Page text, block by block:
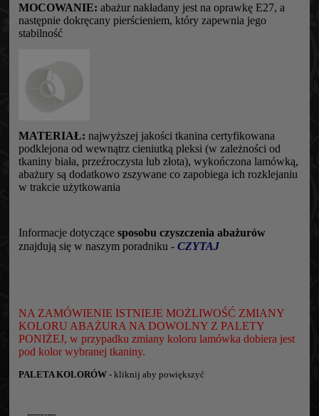
MOCOWANIE: abażur nakładany jest na oprawkę E27, a
następnie dokręcany pierścieniem, który zapewnia jego
stabilność
MATERIAŁ: najwyższej jakości tkanina certyfikowana
podklejona od wewnątrz cieniutką pleksi (w zależności od
tkaniny biała, przeźroczysta lub złota), wykończona lamówką,
abażury są dodatkowo zszywane co zapobiega ich rozklejaniu
w trakcie użytkowania
Informacje dotyczące sposobu czyszczenia abażurów
znajdują się w naszym poradniku - CZYTAJ
NA ZAMÓWIENIE ISTNIEJE MOŻLIWOŚĆ ZMIANY
KOLORU ABAŻURA NA DOWOLNY Z PALETY
PONIŻEJ, w przypadku zmiany koloru lamówka dobiera jest
pod kolor wybranej tkaniny.
PALETA KOLORÓW - kliknij aby powiększyć